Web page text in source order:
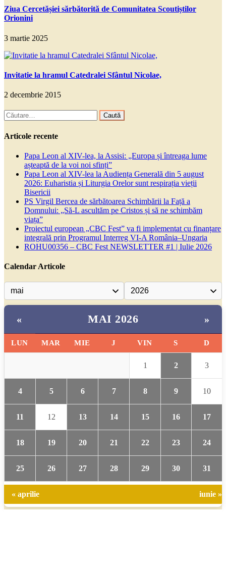
Ziua Cercetășiei sărbătorită de Comunitatea Scoutiștilor
Orionini
3 martie 2025
Invitatie la hramul Catedralei Sfântul Nicolae,
2 decembrie 2015
Caută
după:
Articole recente
Papa Leon al XIV-lea, la Assisi: „Europa și întreaga lume
așteaptă de la voi noi sfinți”
Papa Leon al XIV-lea la Audiența Generală din 5 august
2026: Euharistia și Liturgia Orelor sunt respirația vieții
Bisericii
PS Virgil Bercea de sărbătoarea Schimbării la Față a
Domnului: „Să-L ascultăm pe Cristos și să ne schimbăm
viața”
Proiectul european „CBC Fest” va fi implementat cu finanțare
integrală prin Programul Interreg VI-A România–Ungaria
ROHU00356 – CBC Fest NEWSLETTER #1 | Iulie 2026
Calendar Articole
« MAI 2026 »
LUN MAR MIE J VIN S D
1 2 3
4 5 6 7 8 9 10
11 12 13 14 15 16 17
18 19 20 21 22 23 24
25 26 27 28 29 30 31
« aprilie iunie »